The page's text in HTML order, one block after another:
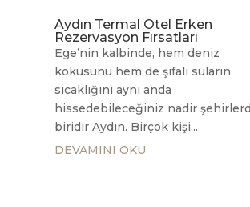
Aydın Termal Otel Erken
Rezervasyon Fırsatları
Ege’nin kalbinde, hem deniz
kokusunu hem de şifalı suların
sıcaklığını aynı anda
hissedebileceğiniz nadir
biridir Aydın. Birçok kişi...
DEVAMINI OKU